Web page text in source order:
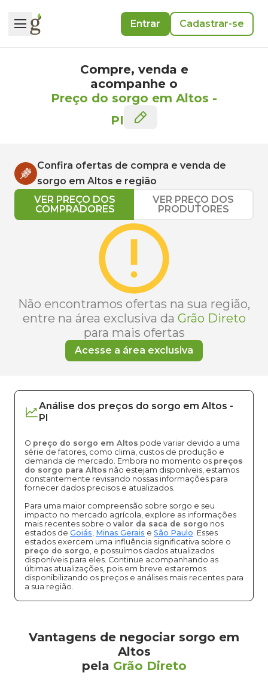
Entrar Cadastrar-se
Compre, venda e
acompanhe o
Preço do sorgo em Altos -
PI
Confira ofertas de compra e venda de
sorgo em Altos e região
VER PREÇO DOS
COMPRADORES
VER PREÇO DOS
PRODUTORES
Não encontramos ofertas na sua região,
entre na área exclusiva da Grão Direto
para mais ofertas
Acesse a área exclusiva
Análise dos preços do sorgo em Altos -
PI
O preço do sorgo em Altos pode variar devido a uma
série de fatores, como clima, custos de produção e
demanda de mercado. Embora no momento os preços
do sorgo para Altos não estejam disponíveis, estamos
constantemente revisando nossas informações para
fornecer dados precisos e atualizados.
Para uma maior compreensão sobre sorgo e seu
impacto no mercado agrícola, explore as informações
mais recentes sobre o valor da saca de sorgo nos
estados de Goiás, Minas Gerais e São Paulo. Esses
estados exercem uma influência significativa sobre o
preço do sorgo, e possuímos dados atualizados
disponíveis para eles. Continue acompanhando as
últimas atualizações, pois em breve estaremos
disponibilizando os preços e análises mais recentes para
a sua região.
Vantagens de negociar sorgo em
Altos
pela Grão Direto